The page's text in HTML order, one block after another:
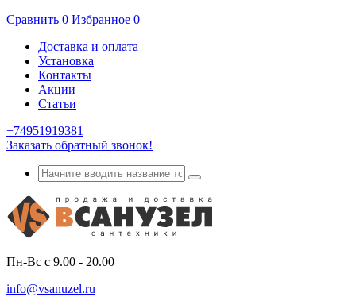
Сравнить 0 Избранное 0
Доставка и оплата
Установка
Контакты
Акции
Статьи
+74951919381
Заказать обратный звонок!
Пн-Вс с 9.00 - 20.00
info@vsanuzel.ru